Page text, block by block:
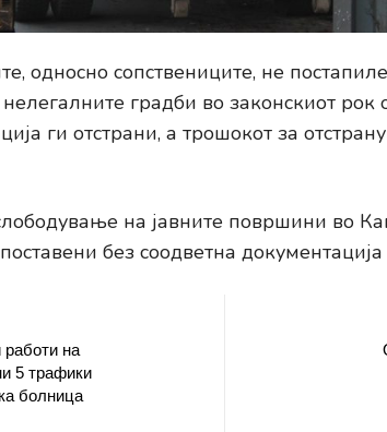
односно сопствениците, не
градби во законскиот
ги отстрани, а трошокот за
на јавните површини во
без соодветна документација
работи на
5 трафики
болница